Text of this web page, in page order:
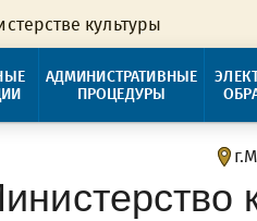
культуры
АДМИНИСТРАТИВНЫЕ
ПРОЦЕДУРЫ